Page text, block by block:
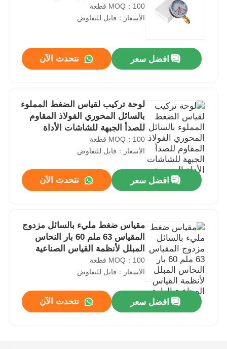
منزل
المنتجات
حول بنا
MOQ：100 قطعة
الأسعار：قابل للتفاوض
افضل سعر نتحدث الآن
لوحة تركيب لقياس الضغط المملوء
بالسائل المحوري الفولاذ المقاوم
للصدأ الجبهة للشاشات الأداة
المدمجة
MOQ：100 قطعة
الأسعار：قابل للتفاوض
افضل سعر نتحدث الآن
مقياس ضغط مليء بالسائل مزدوج
المقياس 63 ملم 60 بار النحاس
المبلل لأنظمة القياس الصناعية
العامة
MOQ：100 قطعة
الأسعار：قابل للتفاوض
افضل سعر
نتحدث الآن
أداة مخصصة لاختبار الضغط مع 3 أجهزة قياس للضغط / 9 تركيبات